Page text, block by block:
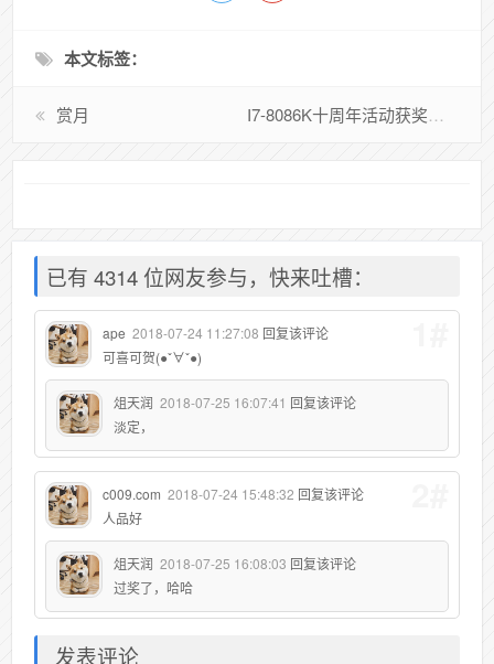
本文标签：
赏月 I7-8086K十周年活动获奖名单公布
已有 4314 位网友参与，快来吐槽：
ape 2018-07-24 11:27:08 回复该评论
可喜可贺(●ˇ∀ˇ●)
俎天润 2018-07-25 16:07:41 回复该评论
淡定，
c009.com 2018-07-24 15:48:32 回复该评论
人品好
俎天润 2018-07-25 16:08:03 回复该评论
过奖了，哈哈
发表评论